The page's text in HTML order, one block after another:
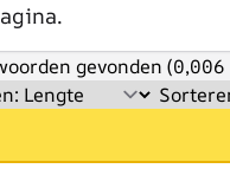
gevonden (0,006